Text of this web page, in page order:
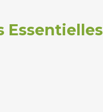
Essentielles